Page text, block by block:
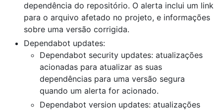
dependência do repositório. O alerta inclui um link
para o arquivo afetado no projeto, e informações
sobre uma versão corrigida.
Dependabot updates:
Dependabot security updates: atualizações
acionadas para atualizar as suas
dependências para uma versão segura
quando um alerta for acionado.
Dependabot version updates: atualizações